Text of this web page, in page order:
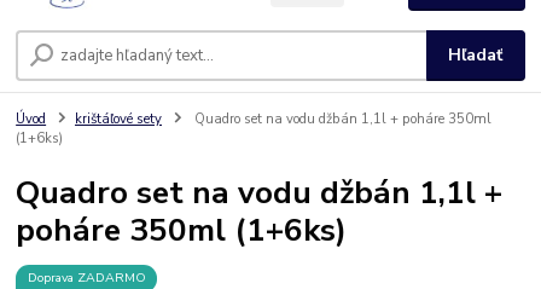
Hľadať
Úvod krištáľové sety
Quadro set na vodu džbán 1,1l + poháre 350ml
(1+6ks)
Quadro set na vodu džbán 1,1l +
poháre 350ml (1+6ks)
Doprava ZADARMO